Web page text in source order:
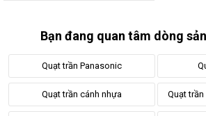
Bạn đang quan tâm dòng
Quạt trần Panasonic
Quạt trần cánh nhựa Quạt